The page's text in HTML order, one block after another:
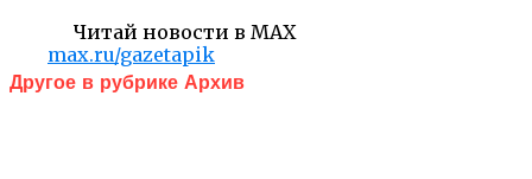
Читай новости в MAX
max.ru/gazetapik
Другое в рубрике Архив